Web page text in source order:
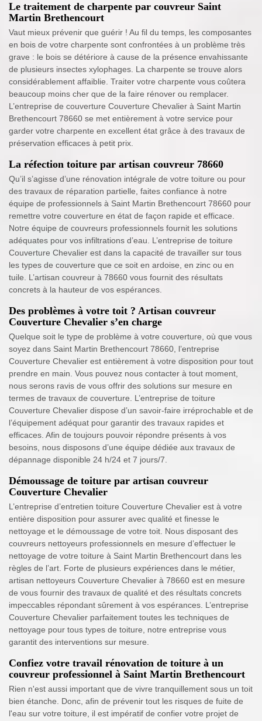
Le traitement de charpente par couvreur Saint
Martin Brethencourt
Vaut mieux prévenir que guérir ! Au fil du temps, les composantes
en bois de votre charpente sont confrontées à un problème très
grave : le bois se détériore à cause de la présence envahissante
de plusieurs insectes xylophages. La charpente se trouve alors
considérablement affaiblie. Traiter votre charpente vous coûtera
beaucoup moins cher que de la faire rénover ou remplacer.
L’entreprise de couverture Couverture Chevalier à Saint Martin
Brethencourt 78660 se met entièrement à votre service pour
garder votre charpente en excellent état grâce à des travaux de
préservation efficaces à petit prix.
La réfection toiture par artisan couvreur 78660
Qu’il s’agisse d’une rénovation intégrale de votre toiture ou pour
des travaux de réparation partielle, faites confiance à notre
équipe de professionnels à Saint Martin Brethencourt 78660 pour
remettre votre couverture en état de façon rapide et efficace.
Notre équipe de couvreurs professionnels fournit les solutions
adéquates pour vos infiltrations d’eau. L’entreprise de toiture
Couverture Chevalier est dans la capacité de travailler sur tous
les types de couverture que ce soit en ardoise, en zinc ou en
tuile. L’artisan couvreur à 78660 vous fournit des résultats
concrets à la hauteur de vos espérances.
Des problèmes à votre toit ? Artisan couvreur
Couverture Chevalier s’en charge
Quelque soit le type de problème à votre couverture, où que vous
soyez dans Saint Martin Brethencourt 78660, l’entreprise
Couverture Chevalier est entièrement à votre disposition pour tout
prendre en main. Vous pouvez nous contacter à tout moment,
nous serons ravis de vous offrir des solutions sur mesure en
termes de travaux de couverture. L’entreprise de toiture
Couverture Chevalier dispose d’un savoir-faire irréprochable et de
l’équipement adéquat pour garantir des travaux rapides et
efficaces. Afin de toujours pouvoir répondre présents à vos
besoins, nous disposons d’une équipe dédiée aux travaux de
dépannage disponible 24 h/24 et 7 jours/7.
Démoussage de toiture par artisan couvreur
Couverture Chevalier
L’entreprise d’entretien toiture Couverture Chevalier est à votre
entière disposition pour assurer avec qualité et finesse le
nettoyage et le démoussage de votre toit. Nous disposant des
couvreurs nettoyeurs professionnels en mesure d’effectuer le
nettoyage de votre toiture à Saint Martin Brethencourt dans les
règles de l’art. Forte de plusieurs expériences dans le métier,
artisan nettoyeurs Couverture Chevalier à 78660 est en mesure
de vous fournir des travaux de qualité et des résultats concrets
impeccables répondant sûrement à vos espérances. L’entreprise
Couverture Chevalier parfaitement toutes les techniques de
nettoyage pour tous types de toiture, notre entreprise vous
garantit des interventions sur mesure.
Confiez votre travail rénovation de toiture à un
couvreur professionnel à Saint Martin Brethencourt
Rien n'est aussi important que de vivre tranquillement sous un toit
bien étanche. Donc, afin de prévenir tout les risques de fuite de
l'eau sur votre toiture, il est impératif de confier votre projet de